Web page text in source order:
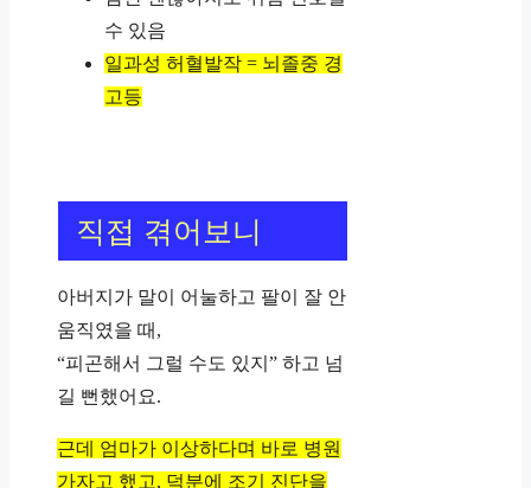
수 있음
일과성 허혈발작 = 뇌졸중 경
고등
직접 겪어보니
아버지가 말이 어눌하고 팔이 잘 안
움직였을 때,
“피곤해서 그럴 수도 있지” 하고 넘
길 뻔했어요.
근데 엄마가 이상하다며 바로 병원
가자고 했고, 덕분에 조기 진단을